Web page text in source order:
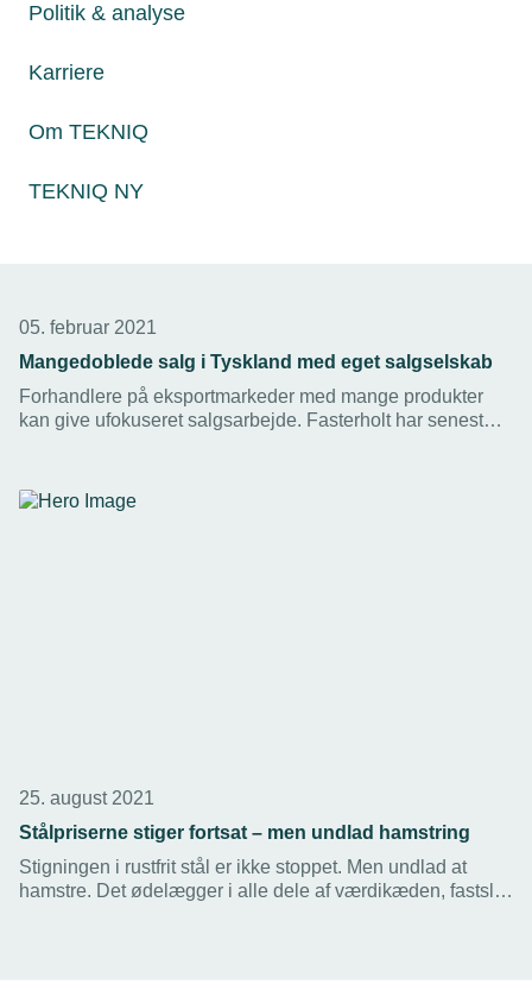
Politik & analyse
Karriere
Om TEKNIQ
TEKNIQ NY
05. februar 2021
Mangedoblede salg i Tyskland med eget salgselskab
Forhandlere på eksportmarkeder med mange produkter
kan give ufokuseret salgsarbejde. Fasterholt har senest
25. august 2021
Stålpriserne stiger fortsat – men undlad hamstring
Stigningen i rustfrit stål er ikke stoppet. Men undlad at
hamstre. Det ødelægger i alle dele af værdikæden, fastslår